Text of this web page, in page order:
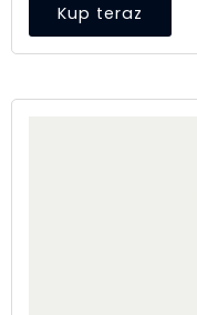
Kup teraz